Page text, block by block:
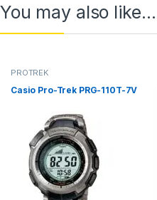
You may also like…
PROTREK
Casio Pro-Trek PRG-110T-7V